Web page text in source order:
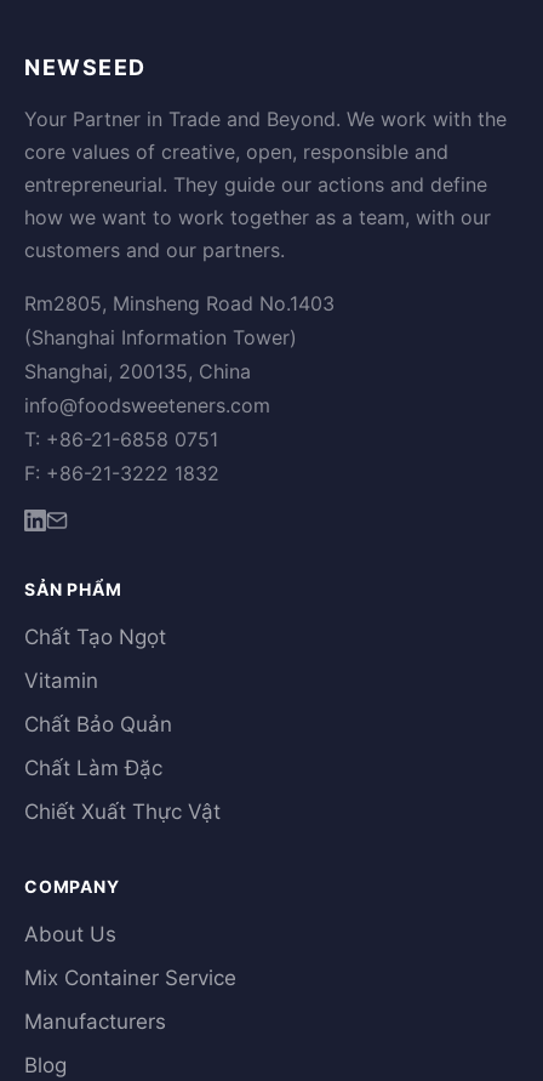
NEWSEED
Your Partner in Trade and Beyond. We work with the
core values of creative, open, responsible and
entrepreneurial. They guide our actions and define
how we want to work together as a team, with our
customers and our partners.
Rm2805, Minsheng Road No.1403
(Shanghai Information Tower)
Shanghai, 200135, China
info@foodsweeteners.com
T: +86-21-6858 0751
F: +86-21-3222 1832
SẢN PHẨM
Chất Tạo Ngọt
Vitamin
Chất Bảo Quản
Chất Làm Đặc
Chiết Xuất Thực Vật
COMPANY
About Us
Mix Container Service
Manufacturers
Blog